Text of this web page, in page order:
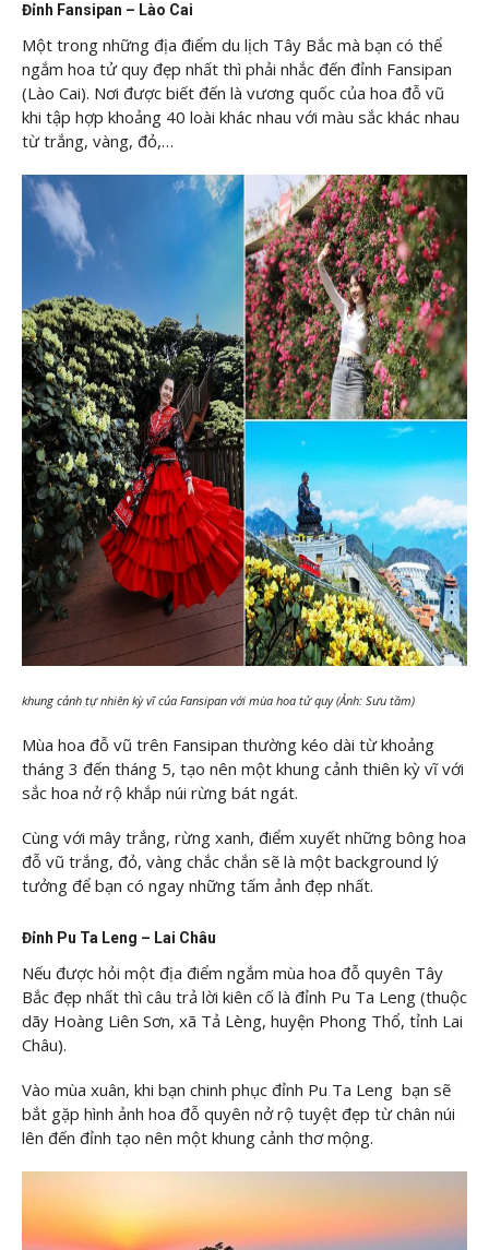
Đỉnh Fansipan – Lào Cai
Một trong những địa điểm du lịch Tây Bắc mà bạn có thể
ngắm hoa tử quy đẹp nhất thì phải nhắc đến đỉnh Fansipan
(Lào Cai). Nơi được biết đến là vương quốc của hoa đỗ vũ
khi tập hợp khoảng 40 loài khác nhau với màu sắc khác nhau
từ trắng, vàng, đỏ,…
khung cảnh tự nhiên kỳ vĩ của Fansipan với mùa hoa tử quy (Ảnh: Sưu tầm)
Mùa hoa đỗ vũ trên Fansipan thường kéo dài từ khoảng
tháng 3 đến tháng 5, tạo nên một khung cảnh thiên kỳ vĩ với
sắc hoa nở rộ khắp núi rừng bát ngát.
Cùng với mây trắng, rừng xanh, điểm xuyết những bông hoa
đỗ vũ trắng, đỏ, vàng chắc chắn sẽ là một background lý
tưởng để bạn có ngay những tấm ảnh đẹp nhất.
Đỉnh Pu Ta Leng – Lai Châu
Nếu được hỏi một địa điểm ngắm mùa hoa đỗ quyên Tây
Bắc đẹp nhất thì câu trả lời kiên cố là đỉnh Pu Ta Leng (thuộc
dãy Hoàng Liên Sơn, xã Tả Lèng, huyện Phong Thổ, tỉnh Lai
Châu).
Vào mùa xuân, khi bạn chinh phục đỉnh Pu Ta Leng bạn sẽ
bắt gặp hình ảnh hoa đỗ quyên nở rộ tuyệt đẹp từ chân núi
lên đến đỉnh tạo nên một khung cảnh thơ mộng.